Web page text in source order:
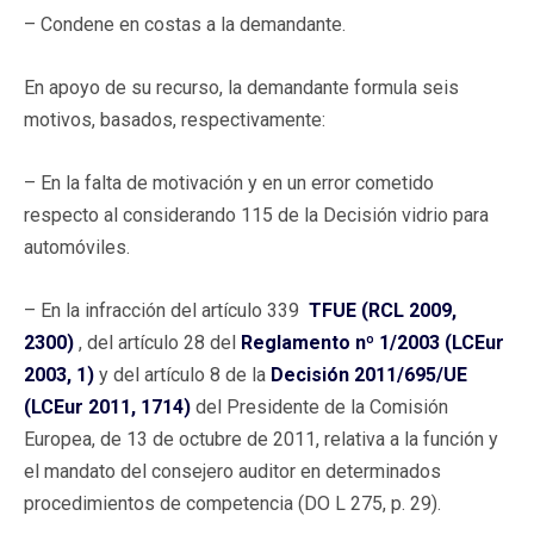
– Condene en costas a la demandante.
En apoyo de su recurso, la demandante formula seis
motivos, basados, respectivamente:
– En la falta de motivación y en un error cometido
respecto al considerando 115 de la Decisión vidrio para
automóviles.
– En la infracción del artículo 339 TFUE (RCL 2009,
2300) , del artículo 28 del Reglamento nº 1/2003 (LCEur
2003, 1) y del artículo 8 de la Decisión 2011/695/UE
(LCEur 2011, 1714) del Presidente de la Comisión
Europea, de 13 de octubre de 2011, relativa a la función y
el mandato del consejero auditor en determinados
procedimientos de competencia (DO L 275, p. 29).